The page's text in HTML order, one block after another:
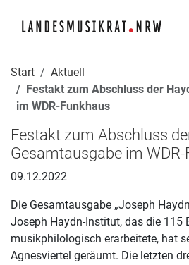
Start
Aktuell
Festakt zum Abschluss der
im WDR-Funkhaus
Festakt zum Abschluss
Gesamtausgabe im
09.12.2022
Die Gesamtausgabe „Joseph
Joseph Haydn-Institut, das die 115
musikphilologisch erarbeitete, hat
Agnesviertel geräumt. Die letzten